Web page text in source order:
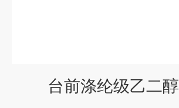
台前涤纶级乙二醇